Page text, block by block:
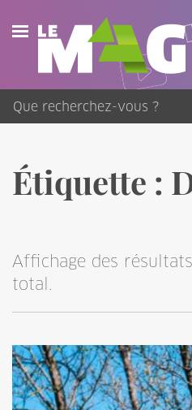
Actualités
Agenda
Vidéos
Étiquette :
Affichage des
total.